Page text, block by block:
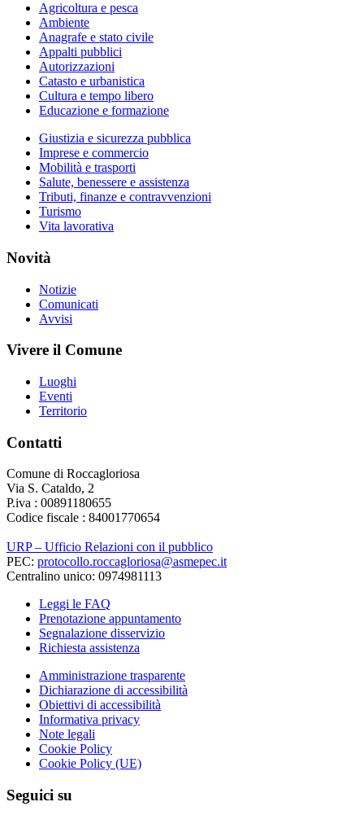
Agricoltura e pesca
Ambiente
Anagrafe e stato civile
Appalti pubblici
Autorizzazioni
Catasto e urbanistica
Cultura e tempo libero
Educazione e formazione
Giustizia e sicurezza pubblica
Imprese e commercio
Mobilità e trasporti
Salute, benessere e assistenza
Tributi, finanze e contravvenzioni
Turismo
Vita lavorativa
Novità
Notizie
Comunicati
Avvisi
Vivere il Comune
Luoghi
Eventi
Territorio
Contatti
Comune di Roccagloriosa
Via S. Cataldo, 2
P.iva : 00891180655
Codice fiscale : 84001770654
URP – Ufficio Relazioni con il pubblico
PEC: protocollo.roccagloriosa@asmepec.it
Centralino unico: 0974981113
Leggi le FAQ
Prenotazione appuntamento
Segnalazione disservizio
Richiesta assistenza
Amministrazione trasparente
Dichiarazione di accessibilità
Obiettivi di accessibilità
Informativa privacy
Note legali
Cookie Policy
Cookie Policy (UE)
Seguici su